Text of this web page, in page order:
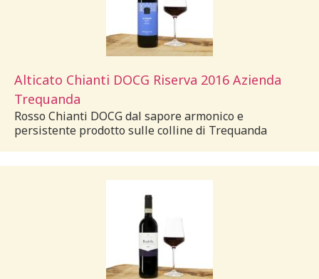
Alticato Chianti DOCG Riserva 2016 Azienda
Trequanda
Rosso Chianti DOCG dal sapore armonico e
persistente prodotto sulle colline di Trequanda